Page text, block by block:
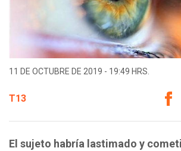
11 DE OCTUBRE DE 2019 - 19:49 HRS.
T13
El sujeto habría lastimado y